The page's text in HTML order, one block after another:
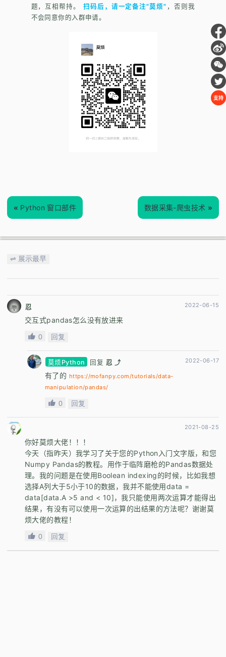
支持
题，互相帮持。
扫码后，请一定备注"莫烦" ，否则我
不会同意你的入群申请。
« Python 窗口部件 数据采集-爬虫技术 »
⇌ 展示最早
忍 2022-06-15
交互式pandas怎么没有放进来
0 回复
莫烦Python 回复 忍 ⤴ 2022-06-17
有了的 https://mofanpy.com/tutorials/data-
manipulation/pandas/
0 回复
2021-08-25
你好莫烦大佬！！！
今天（指昨天）我学习了关于您的Python入门文字版，和您
Numpy Pandas的教程。用作于临阵磨枪的Pandas数据处
理。我的问题是在使用Boolean indexing的时候，比如我想
选择A列大于5小于10的数据，我并不能使用data =
data[data.A >5 and < 10]，我只能使用两次运算才能得出
结果，有没有可以使用一次运算的出结果的方法呢？谢谢莫
烦大佬的教程！
0 回复